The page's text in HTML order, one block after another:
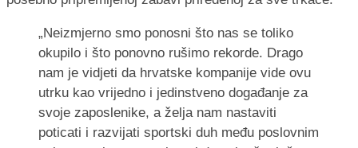
„Neizmjerno smo ponosni što nas se toliko
okupilo i što ponovno rušimo rekorde. Drago
nam je vidjeti da hrvatske kompanije vide ovu
utrku kao vrijedno i jedinstveno događanje za
svoje zaposlenike, a želja nam nastaviti
poticati i razvijati sportski duh među poslovnim